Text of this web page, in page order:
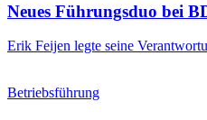
Neues Führungsduo bei
Erik Feijen legte seine
Betriebsführung